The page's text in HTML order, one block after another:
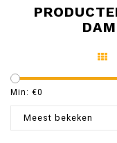
Min: €0
Meest bekeken